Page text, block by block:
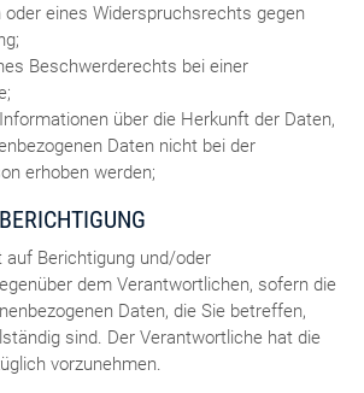
eines Widerspruchsrechts gegen
Beschwerderechts bei einer
über die Herkunft der Daten,
Daten nicht bei der
erhoben werden;
auf Berichtigung und/oder
dem Verantwortlichen, sofern die
Daten, die Sie betreffen,
sind. Der Verantwortliche hat die
vorzunehmen.